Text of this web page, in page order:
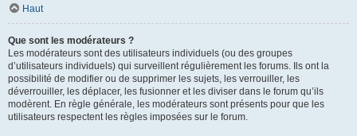
Haut
Que sont les modérateurs ?
Les modérateurs sont des utilisateurs individuels (ou des groupes
d’utilisateurs individuels) qui surveillent régulièrement les forums. Ils ont la
possibilité de modifier ou de supprimer les sujets, les verrouiller, les
déverrouiller, les déplacer, les fusionner et les diviser dans le forum qu’ils
modèrent. En règle générale, les modérateurs sont présents pour que les
utilisateurs respectent les règles imposées sur le forum.